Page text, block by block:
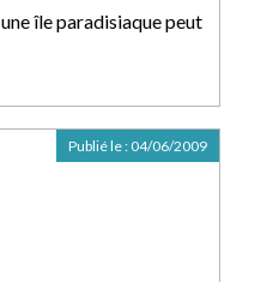
île paradisiaque peut
Publié le : 04/06/2009